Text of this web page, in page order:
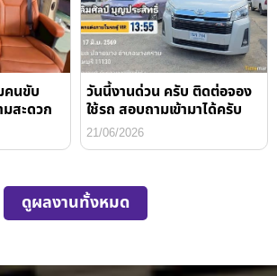
คนขับ
สะดวก
วันนี้งานด่วน ครับ ติดต่อจอง
ใช้รถ สอบถามเข้ามาได้ครับ
21/06/2026
ดูผลงานทั้งหมด